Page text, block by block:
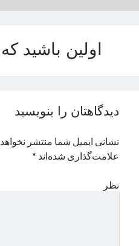
اولین باشید
دیدگاهتان را بنویسید
نشانی ایمیل شما منتشر
علامت‌گذاری شده‌اند *
نظر